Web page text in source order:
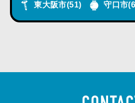
東大阪市(51) 守口市